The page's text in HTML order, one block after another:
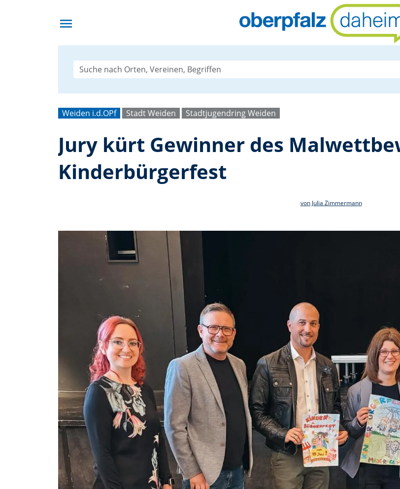
menu Jury
Weiden i.d.OPf Stadt Weiden Stadtjugendring Weiden
Jury kürt Gewinner des
Kinderbürgerfest
von Julia Zimmermann